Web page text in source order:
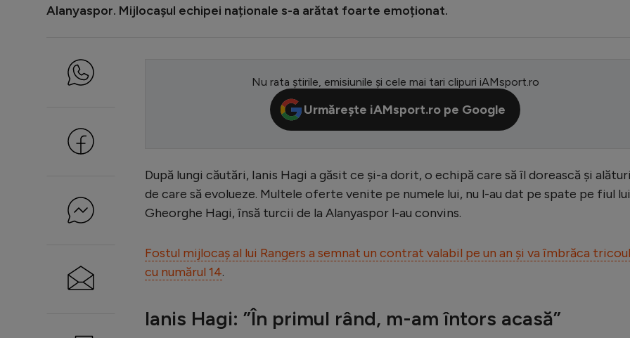
Alanyaspor. Mijlocașul echipei naționale s-a arătat foarte emoționat.
Nu rata știrile, emisiunile și cele mai tari clipuri iAMsport.ro
Urmărește iAMsport.ro pe Google
După lungi căutări, Ianis Hagi a găsit ce și-a dorit, o echipă care să îl dorească și
de care să evolueze. Multele oferte venite pe numele lui, nu l-au dat pe spate pe fiul lui
Gheorghe Hagi, însă turcii de la Alanyaspor l-au convins.
Fostul mijlocaș al lui Rangers a semnat un contrat valabil pe un an și va îmbrăca tricoul
cu numărul 14.
Ianis Hagi: ”În primul rând, m-am întors acasă”